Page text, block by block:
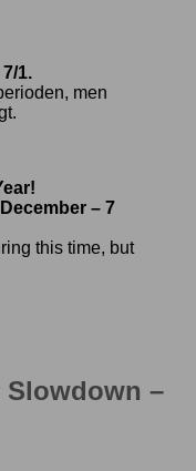
1.
men
– 7
this time, but
Slowdown –